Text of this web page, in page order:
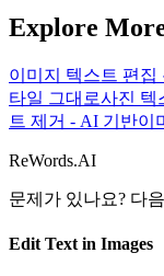
Explore
이미지 텍스트 편집
타일 그대로사진 텍
트 제거 - AI 기반이
ReWords.AI
문제가 있나요? 다
Edit Text in Images